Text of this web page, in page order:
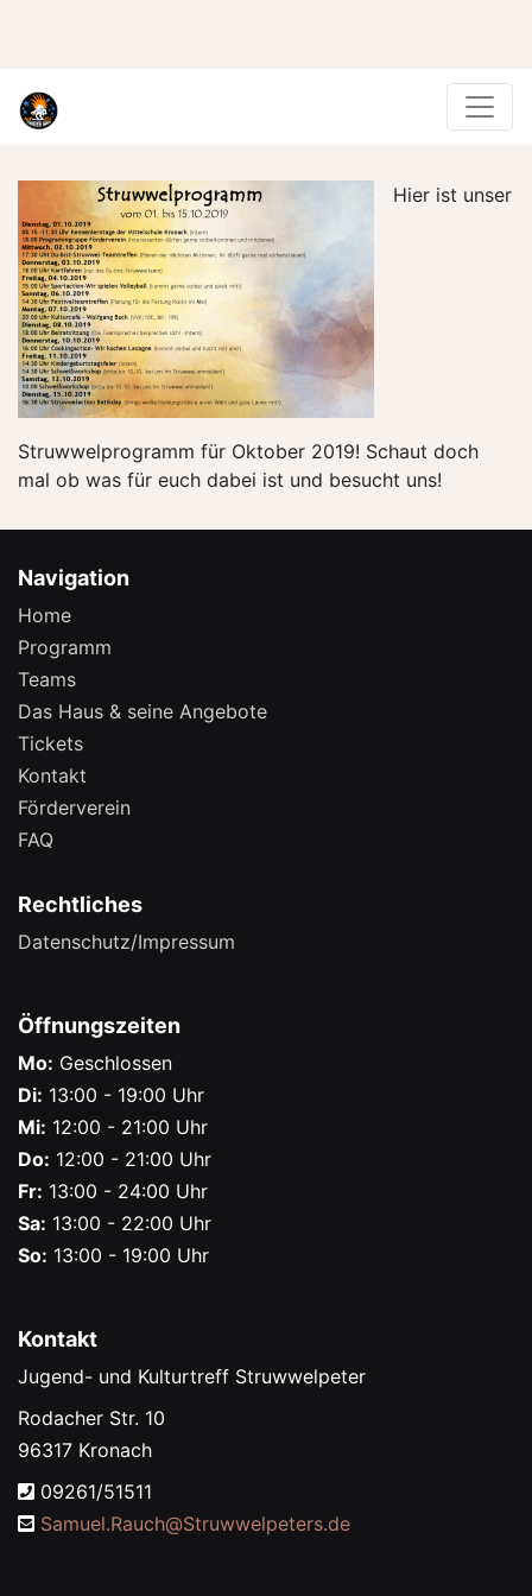
Hier ist unser
Struwwelprogramm für Oktober 2019! Schaut doch
mal ob was für euch dabei ist und besucht uns!
Navigation
Home
Programm
Teams
Das Haus & seine Angebote
Tickets
Kontakt
Förderverein
FAQ
Rechtliches
Datenschutz/Impressum
Öffnungszeiten
Mo: Geschlossen
Di: 13:00 - 19:00 Uhr
Mi: 12:00 - 21:00 Uhr
Do: 12:00 - 21:00 Uhr
Fr: 13:00 - 24:00 Uhr
Sa: 13:00 - 22:00 Uhr
So: 13:00 - 19:00 Uhr
Kontakt
Jugend- und Kulturtreff Struwwelpeter
Rodacher Str. 10
96317 Kronach
09261/51511
Samuel.Rauch@Struwwelpeters.de